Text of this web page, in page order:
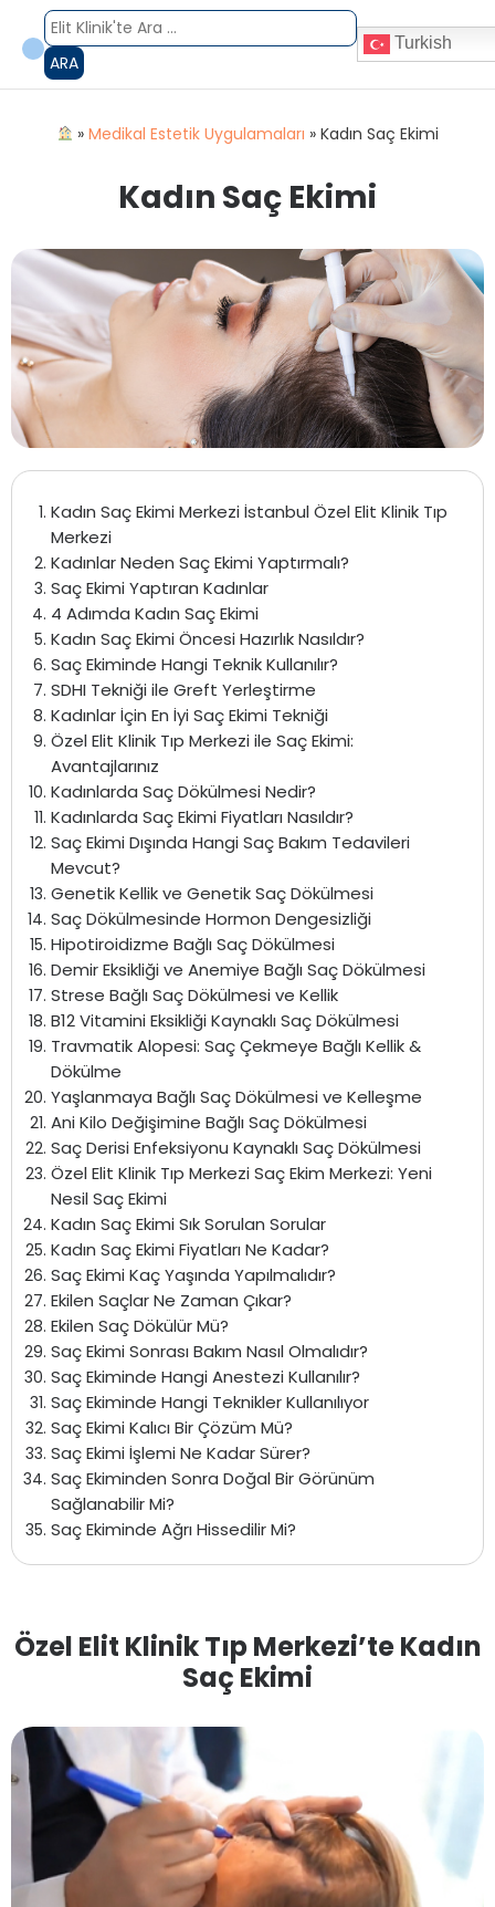
ARA
Turkish
»Medikal Estetik Uygulamaları »Kadın Saç Ekimi
Kadın Saç Ekimi
Kadın Saç Ekimi Merkezi İstanbul Özel Elit Klinik Tıp
Merkezi
Kadınlar Neden Saç Ekimi Yaptırmalı?
Saç Ekimi Yaptıran Kadınlar
4 Adımda Kadın Saç Ekimi
Kadın Saç Ekimi Öncesi Hazırlık Nasıldır?
Saç Ekiminde Hangi Teknik Kullanılır?
SDHI Tekniği ile Greft Yerleştirme
Kadınlar İçin En İyi Saç Ekimi Tekniği
Özel Elit Klinik Tıp Merkezi ile Saç Ekimi:
Avantajlarınız
Kadınlarda Saç Dökülmesi Nedir?
Kadınlarda Saç Ekimi Fiyatları Nasıldır?
Saç Ekimi Dışında Hangi Saç Bakım Tedavileri
Mevcut?
Genetik Kellik ve Genetik Saç Dökülmesi
Saç Dökülmesinde Hormon Dengesizliği
Hipotiroidizme Bağlı Saç Dökülmesi
Demir Eksikliği ve Anemiye Bağlı Saç Dökülmesi
Strese Bağlı Saç Dökülmesi ve Kellik
B12 Vitamini Eksikliği Kaynaklı Saç Dökülmesi
Travmatik Alopesi: Saç Çekmeye Bağlı Kellik &
Dökülme
Yaşlanmaya Bağlı Saç Dökülmesi ve Kelleşme
Ani Kilo Değişimine Bağlı Saç Dökülmesi
Saç Derisi Enfeksiyonu Kaynaklı Saç Dökülmesi
Özel Elit Klinik Tıp Merkezi Saç Ekim Merkezi: Yeni
Nesil Saç Ekimi
Kadın Saç Ekimi Sık Sorulan Sorular
Kadın Saç Ekimi Fiyatları Ne Kadar?
Saç Ekimi Kaç Yaşında Yapılmalıdır?
Ekilen Saçlar Ne Zaman Çıkar?
Ekilen Saç Dökülür Mü?
Saç Ekimi Sonrası Bakım Nasıl Olmalıdır?
Saç Ekiminde Hangi Anestezi Kullanılır?
Saç Ekiminde Hangi Teknikler Kullanılıyor
Saç Ekimi Kalıcı Bir Çözüm Mü?
Saç Ekimi İşlemi Ne Kadar Sürer?
Saç Ekiminden Sonra Doğal Bir Görünüm
Sağlanabilir Mi?
Saç Ekiminde Ağrı Hissedilir Mi?
Özel Elit Klinik Tıp Merkezi’te Kadın
Saç Ekimi